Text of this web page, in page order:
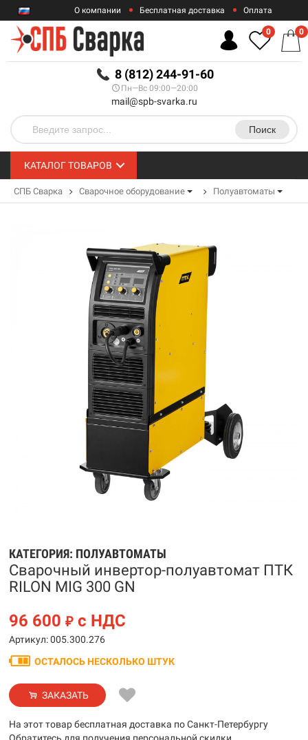
RUB
О компании Бесплатная доставка Оплата
Гарантии
8 (812) 244-91-60
Пн—Вс 09:00—20:00
mail@spb-svarka.ru
Поиск
0 0
КАТАЛОГ ТОВАРОВ
СПБ Сварка Сварочное оборудование Полуавтоматы
КАТЕГОРИЯ: ПОЛУАВТОМАТЫ
Сварочный инвертор-полуавтомат ПТК
RILON MIG 300 GN
96 600 ₽ с НДС
Артикул: 005.300.276
ОСТАЛОСЬ НЕСКОЛЬКО ШТУК
ЗАКАЗАТЬ
На этот товар бесплатная доставка по Санкт-Петербургу